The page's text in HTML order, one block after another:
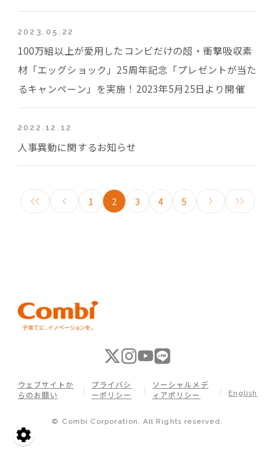
2023.05.22
100万組以上が愛用したコンビだけの超・衝撃吸収素
材「エッグショック」25周年記念「プレゼントが当た
るキャンペーン」を実施！2023年5月25日より開催
2022.12.12
人事異動に関するお知らせ
1 2 3 4 5
© Combi Corporation. All Rights reserved.
ウェブサイトか
らのお願い
プライバシ
ーポリシー
ソーシャルメデ
ィアポリシー
English